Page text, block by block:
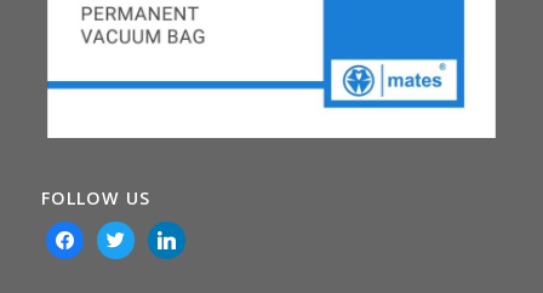
FOLLOW US
facebooktwitterlinkedin